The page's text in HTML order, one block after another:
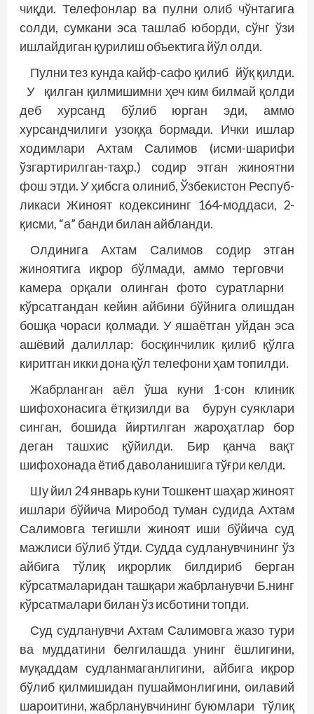
чиқди. Телефонлар ва пулни олиб чўнтагига
солди, сумкани эса ташлаб юборди, сўнг ўзи
ишлайдиган қурилиш объектига йўл олди.
Пулни тез кунда кайф-сафо қилиб йўқ қилди.
У қилган қилмишимни ҳеч ким билмай қолди
деб хурсанд бўлиб юрган эди, аммо
хурсандчилиги узоққа бормади. Ички ишлар
ходимлари Ахтам Салимов (исми-шарифи
ўзгартирилган-таҳр.) содир этган жиноятни
фош этди. У ҳибсга олиниб, Ўзбекистон Респуб­
ликаси Жиноят кодексининг 164-моддаси, 2-
қисми, “а” банди билан айбланди.
Олдинига Ахтам Салимов содир этган
жиноятига иқрор бўлмади, аммо терговчи
камера орқали олинган фото суратларни
кўрсатгандан кейин айбини бўйнига олишдан
бошқа чораси қолмади. У яшаётган уйдан эса
ашёвий далиллар: босқинчилик қилиб қўлга
киритган икки дона қўл телефони ҳам топилди.
Жабрланган аёл ўша куни 1-сон клиник
шифохонасига ётқизилди ва бурун суяклари
синган, бошида йиртилган жароҳатлар бор
деган ташхис қўйилди. Бир қанча вақт
шифохонада ётиб даволанишига тўғри келди.
Шу йил 24 январь куни Тошкент шаҳар жиноят
ишлари бўйича Миробод туман судида Ахтам
Салимовга тегишли жиноят иши бўйича суд
мажлиси бўлиб ўтди. Судда судланувчининг ўз
айбига тўлиқ иқрорлик билдириб берган
кўрсатмаларидан ташқари жабрланувчи Б.нинг
кўрсатмалари билан ўз исботини топди.
Суд судланувчи Ахтам Салимовга жазо тури
ва муддатини белгилашда унинг ёшлигини,
муқаддам судланмаганлигини, айбига иқрор
бўлиб қилмишидан пушаймонлигини, оилавий
шароитини, жабрланувчининг буюмлари тўлиқ